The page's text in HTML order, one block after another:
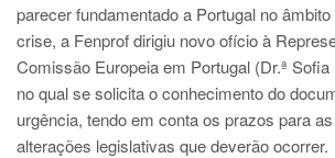
parecer fundamentado a Portugal no
crise, a Fenprof dirigiu novo ofício à
Comissão Europeia em Portugal (Dr.ª
no qual se solicita o conhecimento do
urgência, tendo em conta os prazos para
alterações legislativas que deverão ocorrer.